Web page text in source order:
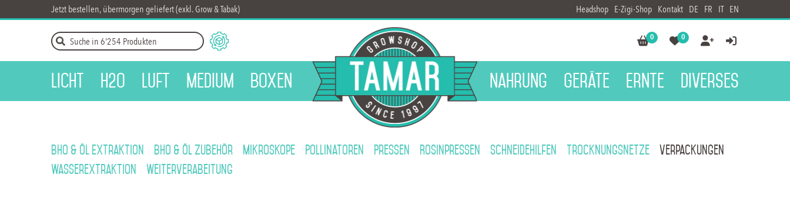
Jetzt bestellen, übermorgen geliefert (exkl. Grow & Tabak) Headshop E-Zigi-Shop Kontakt DE FR IT EN
0 0  
Licht H2O Luft Medium Boxen Nahrung Geräte Ernte Diverses
BHO & Öl Extraktion BHO & Öl Zubehör Mikroskope Pollinatoren Pressen Rosinpressen Schneidehilfen Trocknungsnetze
Verpackungen
Wasserextraktion
Weiterverabeitung